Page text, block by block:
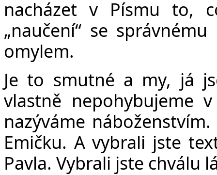
nacházet v Písmu to,
„naučení“ se
omylem.
Je to smutné a my, já
vlastně nepohybujeme
nazýváme
Emičku. A vybrali jste
Pavla. Vybrali jste chválu